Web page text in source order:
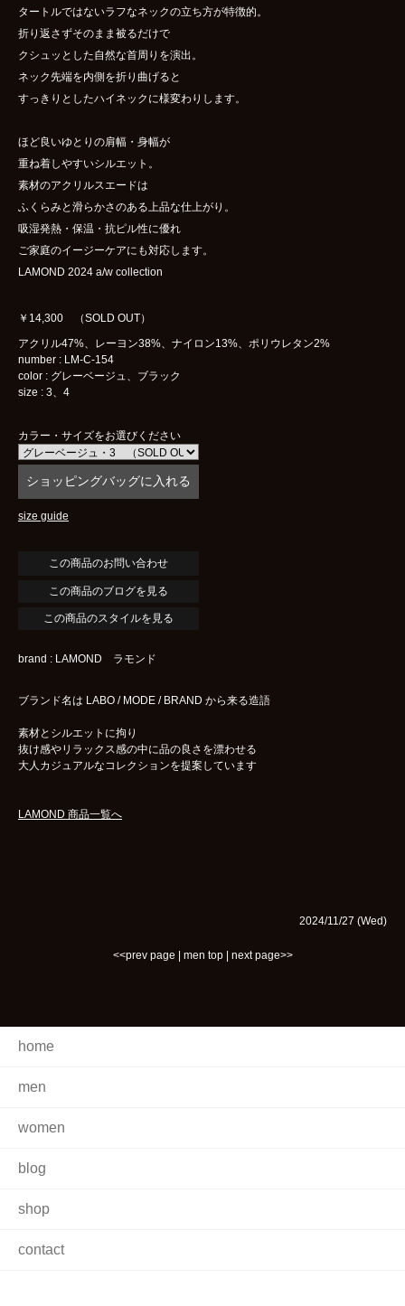
タートルではないラフなネックの立ち方が特徴的。
折り返さずそのまま被るだけで
クシュッとした自然な首周りを演出。
ネック先端を内側を折り曲げると
すっきりとしたハイネックに様変わりします。
ほど良いゆとりの肩幅・身幅が
重ね着しやすいシルエット。
素材のアクリルスエードは
ふくらみと滑らかさのある上品な仕上がり。
吸湿発熱・保温・抗ピル性に優れ
ご家庭のイージーケアにも対応します。
LAMOND 2024 a/w collection
￥14,300 （SOLD OUT）
アクリル47%、レーヨン38%、ナイロン13%、ポリウレタン2%
number : LM-C-154
color : グレーベージュ、ブラック
size : 3、4
カラー・サイズをお選びください
size guide
この商品のブログを見る
この商品のスタイルを見る
brand : LAMOND ラモンド
ブランド名は LABO / MODE / BRAND から来る造語
素材とシルエットに拘り
抜け感やリラックス感の中に品の良さを漂わせる
大人カジュアルなコレクションを提案しています
LAMOND 商品一覧へ
2024/11/27 (Wed)
<<prev page men top| next page>>
home
men
women
blog
shop
contact